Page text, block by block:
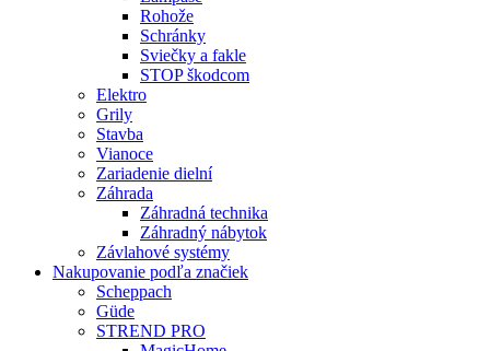
Rohože
Schránky
Sviečky a fakle
STOP škodcom
Elektro
Grily
Stavba
Vianoce
Zariadenie dielní
Záhrada
Záhradná technika
Záhradný nábytok
Závlahové systémy
Nakupovanie podľa značiek
Scheppach
Güde
STREND PRO